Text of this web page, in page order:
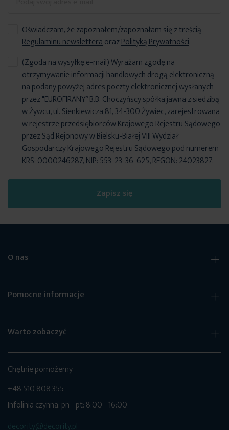
Oświadczam, że zapoznałem/zapoznałam się z treścią
Regulaminu newsletteraorazPolityką Prywatności.
Zapisz się
(Zgoda na wysyłkę e-mail) Wyrażam zgodę na
otrzymywanie informacji handlowych drogą elektroniczną
na podany powyżej adres poczty elektronicznej wysłanych
przez "EUROFIRANY” B.B. Choczyńscy spółka jawna z siedzibą
w Żywcu, ul. Sienkiewicza 81, 34-300 Żywiec, zarejestrowana
w rejestrze przedsiębiorców Krajowego Rejestru Sądowego
przez Sąd Rejonowy w Bielsku-Białej VIII Wydział
Gospodarczy Krajowego Rejestru Sądowego pod numerem
KRS: 0000246287, NIP: 553-23-36-625, REGON: 24023827.
O nas
Pomocne informacje
Warto zobaczyć
Chętnie pomożemy
+48 510 808 355
Infolinia czynna: pn - pt: 8:00 - 16:00
decority@decority.pl